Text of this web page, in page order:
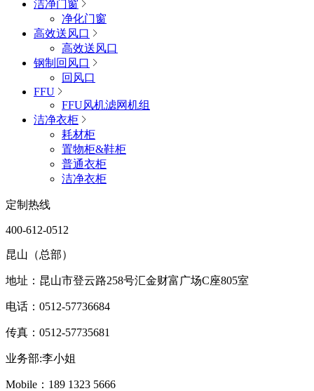
洁净门窗
净化门窗
高效送风口
高效送风口
钢制回风口
回风口
FFU
FFU风机滤网机组
洁净衣柜
耗材柜
置物柜&鞋柜
普通衣柜
洁净衣柜
定制热线
400-612-0512
昆山（总部）
地址：昆山市登云路258号汇金财富广场C座805室
电话：0512-57736684
传真：0512-57735681
业务部:李小姐
Mobile：189 1323 5666